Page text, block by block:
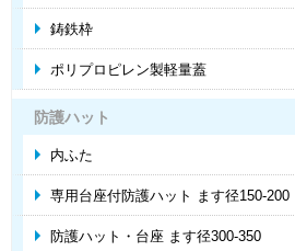
鋳鉄枠
ポリプロピレン製軽量蓋
防護ハット
内ふた
専用台座付防護ハット ます径150-200
防護ハット・台座 ます径300-350